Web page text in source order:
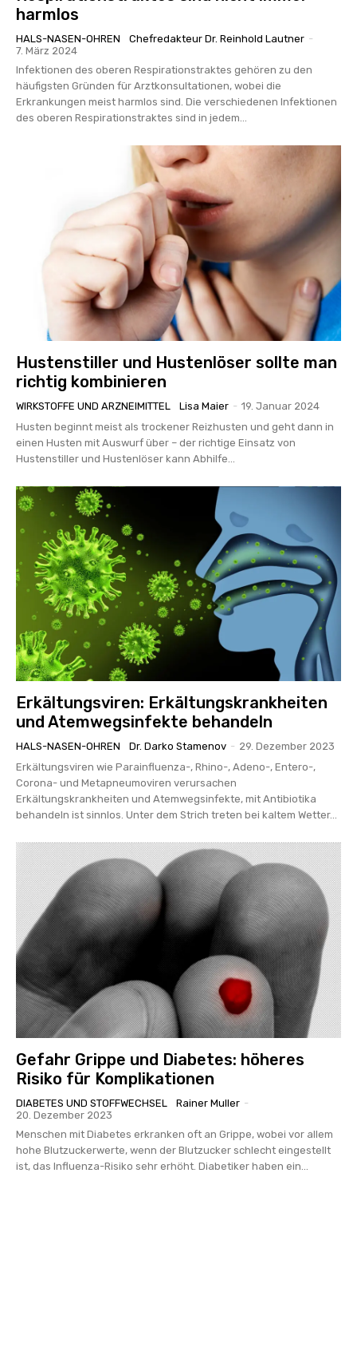
harmlos
HALS-NASEN-OHREN Chefredakteur Dr. Reinhold Lautner -
7. März 2024
Infektionen des oberen Respirationstraktes gehören zu den
häufigsten Gründen für Arztkonsultationen, wobei die
Erkrankungen meist harmlos sind. Die verschiedenen Infektionen
des oberen Respirationstraktes sind in jedem...
Hustenstiller und Hustenlöser sollte man
richtig kombinieren
WIRKSTOFFE UND ARZNEIMITTEL Lisa Maier - 19. Januar 2024
Husten beginnt meist als trockener Reizhusten und geht dann in
einen Husten mit Auswurf über – der richtige Einsatz von
Hustenstiller und Hustenlöser kann Abhilfe...
Erkältungsviren: Erkältungskrankheiten
und Atemwegsinfekte behandeln
HALS-NASEN-OHREN Dr. Darko Stamenov - 29. Dezember 2023
Erkältungsviren wie Parainfluenza-, Rhino-, Adeno-, Entero-,
Corona- und Metapneumoviren verursachen
Erkältungskrankheiten und Atemwegsinfekte, mit Antibiotika
behandeln ist sinnlos. Unter dem Strich treten bei kaltem Wetter...
Gefahr Grippe und Diabetes: höheres
Risiko für Komplikationen
DIABETES UND STOFFWECHSEL Rainer Muller -
20. Dezember 2023
Menschen mit Diabetes erkranken oft an Grippe, wobei vor allem
hohe Blutzuckerwerte, wenn der Blutzucker schlecht eingestellt
ist, das Influenza-Risiko sehr erhöht. Diabetiker haben ein...